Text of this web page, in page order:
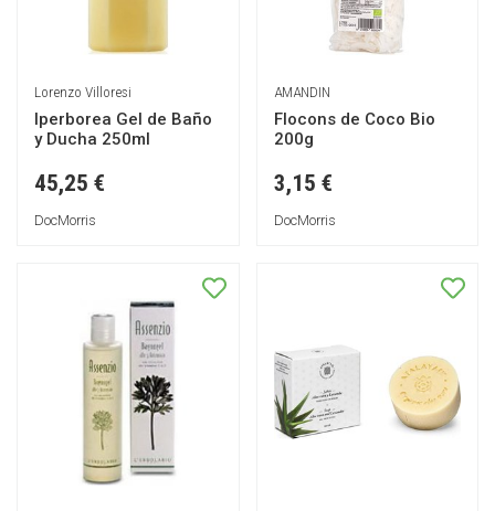
Lorenzo Villoresi
Iperborea Gel de Baño
y Ducha 250ml
45,25 €
DocMorris
AMANDIN
Flocons de Coco Bio
200g
3,15 €
DocMorris